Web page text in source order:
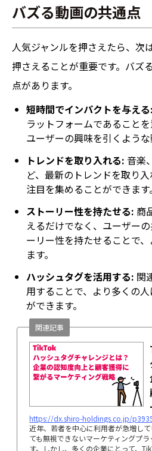
バズる動画の共通点
人気ジャンルを押さえたら、次
押さえることが重要です。バズ
点があります。
短時間でインパクトを与える:
ラットフォームであること
ユーザーの興味を引くような
トレンドを取り入れる: 音楽
ど、最新のトレンドを取り
注目を集めることができます。
ストーリー性を持たせる: 商
えるだけでなく、ユーザー
ーリー性を持たせることで
ます。
ハッシュタグを活用する: 関
用することで、より多くの
ができます。
https://dx.shiro-holdings.co.jp/
近年、若者を中心に利用者が急増し
ても無視できないマーケティングプ
す。しかし、多くの企業にとって、
関連記事